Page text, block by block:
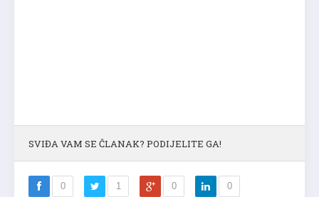
SVIĐA VAM SE ČLANAK? PODIJELITE GA!
0 1 0 0